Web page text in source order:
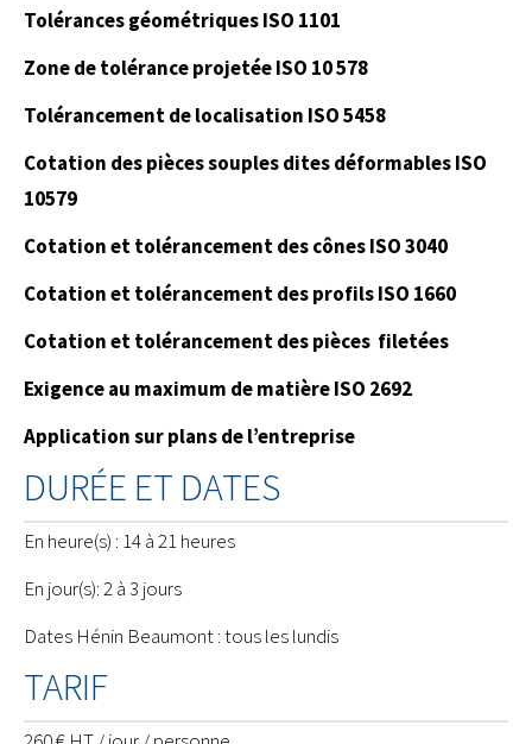
Tolérances géométriques ISO 1101
Zone de tolérance projetée ISO 10 578
Tolérancement de localisation ISO 5458
Cotation des pièces souples dites déformables ISO
10579
Cotation et tolérancement des cônes ISO 3040
Cotation et tolérancement des profils ISO 1660
Cotation et tolérancement des pièces filetées
Exigence au maximum de matière ISO 2692
Application sur plans de l’entreprise
DURÉE ET DATES
En heure(s) : 14 à 21 heures
En jour(s): 2 à 3 jours
Dates Hénin Beaumont : tous les lundis
TARIF